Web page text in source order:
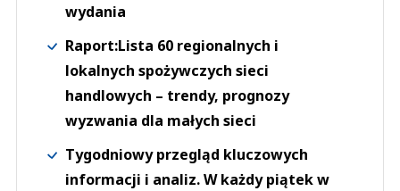
wydania
Raport:Lista 60 regionalnych i
lokalnych spożywczych sieci
handlowych – trendy, prognozy
wyzwania dla małych sieci
Tygodniowy przegląd kluczowych
informacji i analiz. W każdy piątek w